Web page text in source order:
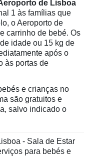
de Lisboa
1 às famílias que
o Aeroporto de
carrinho de bebé. Os
idade ou 15 kg de
após o
às portas de
e crianças no
são gratuitos e
salvo indicado o
- Sala de Estar
para bebés e